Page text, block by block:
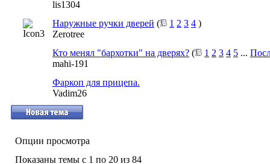
lis1304
Наружные ручки дверей ( 1 2 3 4 )
Zerotree
Кто менял "бархотки" на дверях? ( 1 2 3 4 5 ...
mahi-191
Фаркоп для прицепа.
Vadim26
Опции просмотра
Показаны темы с 1 по 20 из 84